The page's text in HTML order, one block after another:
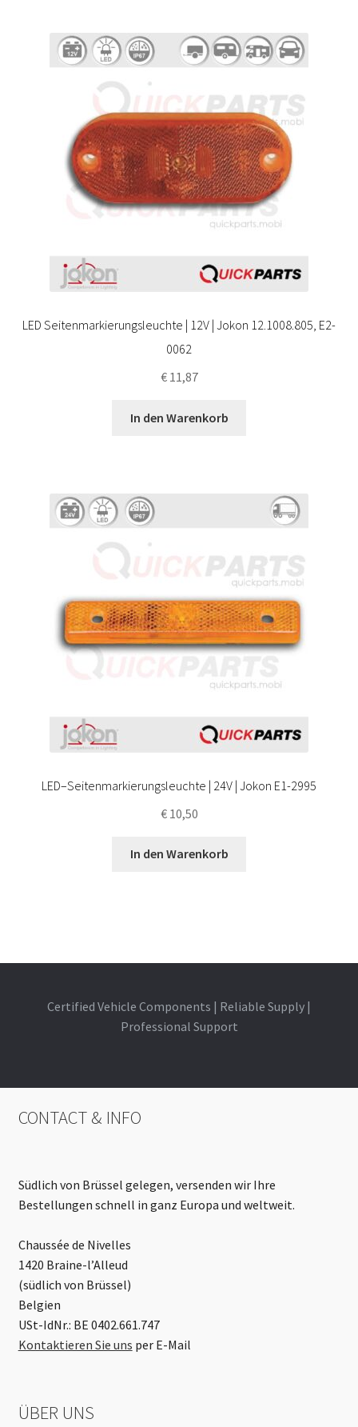
LED Seitenmarkierungsleuchte | 12V | Jokon 12.1008.805, E2-
0062
€11,87
In den Warenkorb
LED–Seitenmarkierungsleuchte | 24V | Jokon E1-2995
€10,50
In den Warenkorb
Certified Vehicle Components | Reliable Supply |
Professional Support
CONTACT & INFO
Südlich von Brüssel gelegen, versenden wir Ihre
Bestellungen schnell in ganz Europa und weltweit.
Chaussée de Nivelles
1420 Braine-l’Alleud
(südlich von Brüssel)
Belgien
USt-IdNr.: BE 0402.661.747
Kontaktieren Sie uns per E-Mail
ÜBER UNS